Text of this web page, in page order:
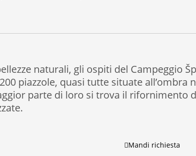
naturali, gli ospiti del Campeggio
piazzole, quasi tutte situate
parte di loro si trova il rifornimento
Mandi richiesta